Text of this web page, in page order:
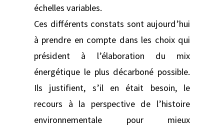
échelles variables.
Ces différents constats sont aujourd’hui
à prendre en compte dans les choix qui
président à l’élaboration du mix
énergétique le plus décarboné possible.
Ils justifient, s’il en était besoin, le
recours à la perspective de l’histoire
environnementale pour mieux